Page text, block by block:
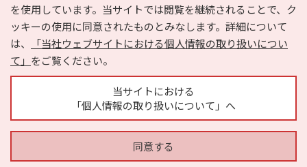
を使用しています。当サイトでは閲覧を継続されることで、ク
ッキーの使用に同意されたものとみなします。詳細について
は、
「当社ウェブサイトにおける個人情報の取り扱いについ
て」 をご覧ください。
当サイトにおける
「個人情報の取り扱いについて」へ
同意する
Copyright © HYOJITO.Co.,Ltd. All Rights Reserved.